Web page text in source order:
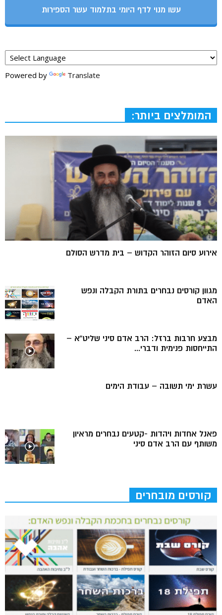
עשו מנוי לדף היומי בתלמוד עשר הספירות
Powered by Translate
המומלצים ביותר:
אירוע סיום הזוהר הקדוש – בית מדרש הסולם
מגוון קורסים נבחרים בתורת הקבלה ונפש
האדם
מבצע חרבות ברזל: הרב אדם סיני שליט”א –
התייחסות פנימית ודברי...
עשרת ימי תשובה – עבודת הימים
פאנל אחדות ויהדות -קטעים נבחרים מראיון
משותף עם הרב אדם סיני
קורסים מובחרים